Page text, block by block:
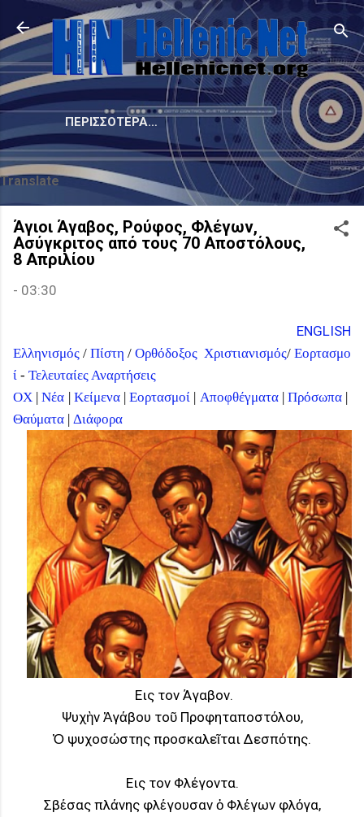
Μετάβαση στο κύριο περιεχόμενο
ΠΕΡΙΣΣΌΤΕΡΑ…
Translate
Άγιοι Άγαβος, Ρούφος, Φλέγων,
Ασύγκριτος από τους 70 Αποστόλους,
8 Απριλίου
- 03:30
ENGLISH
Ελληνισμός / Πίστη / Ορθόδοξος Χριστιανισμός/ Εορτασμο
ί - Τελευταίες Αναρτήσεις
ΟΧ |Νέα Κείμενα|Εορτασμοί Αποφθέγματα| Πρόσωπα|
Θαύματα Διάφορα
Eις τον Άγαβον.
Ψυχὴν Ἀγάβου τοῦ Προφηταποστόλου,
Ὁ ψυχοσώστης προσκαλεῖται Δεσπότης.
Eις τον Φλέγοντα.
Σβέσας πλάνης φλέγουσαν ὁ Φλέγων φλόγα,